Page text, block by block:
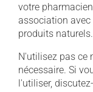
votre
association
produits naturels.
N'utilisez pas ce
nécessaire. Si
l'utiliser,